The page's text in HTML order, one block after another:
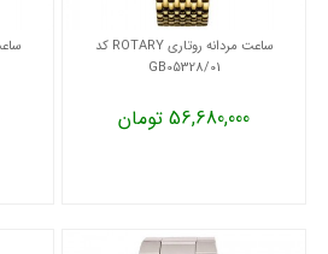
ساعت مردانه روتاری ROTARY کد
GB05328/01
56,680,000 تومان